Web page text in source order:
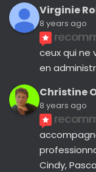
Virginie
8 years ago
ceux qui ne
en
Christine
8 years ago
Cindy,